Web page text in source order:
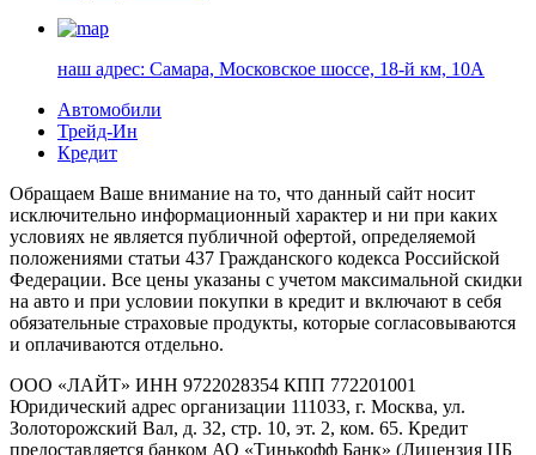
наш адрес: Самара, Московское шоссе, 18-й км, 10А
Автомобили
Трейд-Ин
Кредит
Обращаем Ваше внимание на то, что данный сайт носит
исключительно информационный характер и ни при каких
условиях не является публичной офертой, определяемой
положениями статьи 437 Гражданского кодекса Российской
Федерации. Все цены указаны с учетом максимальной скидки
на авто и при условии покупки в кредит и включают в себя
обязательные страховые продукты, которые согласовываются
и оплачиваются отдельно.
ООО «ЛАЙТ» ИНН 9722028354 КПП 772201001
Юридический адрес организации 111033, г. Москва, ул.
Золоторожский Вал, д. 32, стр. 10, эт. 2, ком. 65. Кредит
предоставляется банком АО «Тинькофф Банк» (Лицензия ЦБ